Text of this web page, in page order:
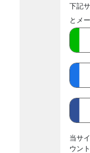
下記
とメ
当サ
ウン